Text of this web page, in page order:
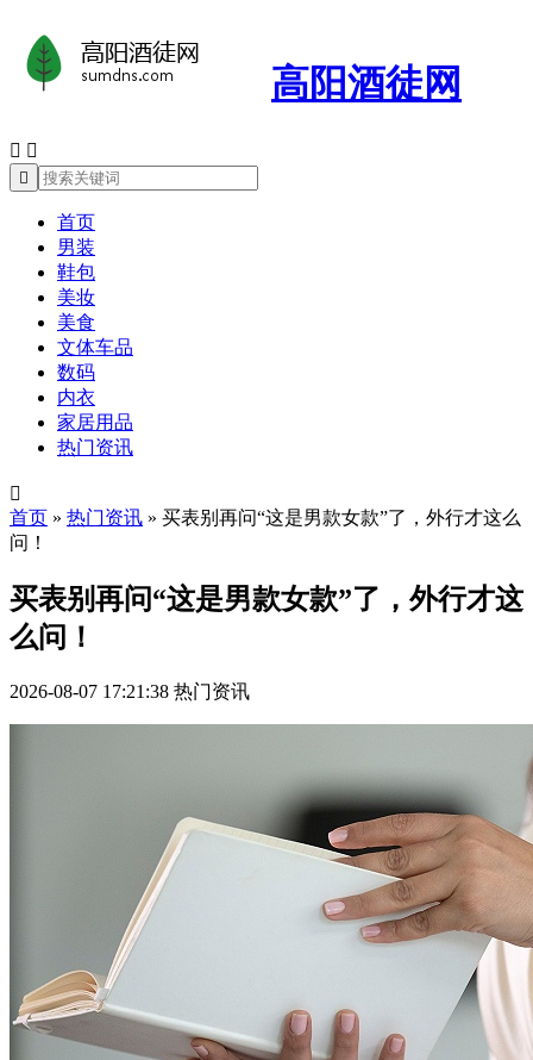
高阳酒徒网
 

首页
男装
鞋包
美妆
美食
文体车品
数码
内衣
家居用品
热门资讯

首页 » 热门资讯 » 买表别再问“这是男款女款”了，外行才这么
问！
买表别再问“这是男款女款”了，外行才这
么问！
2026-08-07 17:21:38 热门资讯